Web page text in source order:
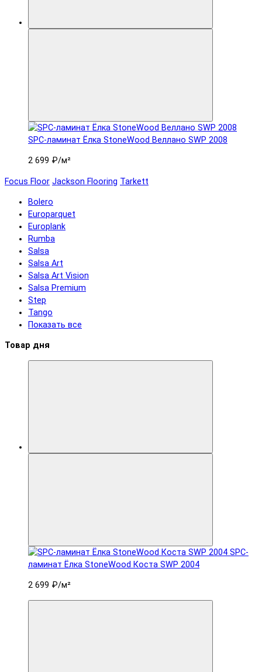
SPC-ламинат Ëлка StoneWood Веллано SWP 2008
2 699 ₽/м²
Focus Floor Jackson Flooring Tarkett
Bolero
Europarquet
Europlank
Rumba
Salsa
Salsa Art
Salsa Art Vision
Salsa Premium
Step
Tango
Показать все
Товар дня
SPC-
ламинат Ëлка StoneWood Коста SWP 2004
2 699 ₽/м²